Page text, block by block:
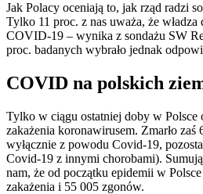
Jak Polacy oceniają to, jak rząd radzi
Tylko 11 proc. z nas uważa, że
COVID-19 – wynika z sondażu SW
proc. badanych wybrało jednak
COVID na polskich
Tylko w ciągu ostatniej doby w Polsce
zakażenia koronawirusem. Zmarło
wyłącznie z powodu Covid-19,
Covid-19 z innymi chorobami).
nam, że od początku epidemii w
zakażenia i 55 005 zgonów.